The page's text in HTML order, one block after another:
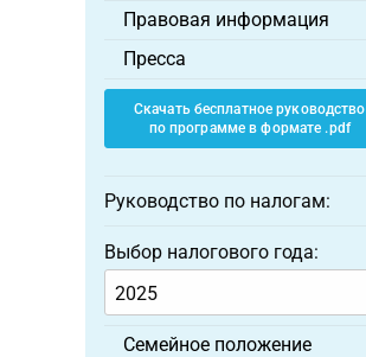
Правовая информация
Пресса
Скачать бесплатное руководство
по программе в формате .pdf
Руководство по налогам:
Выбор налогового года:
Семейное положение